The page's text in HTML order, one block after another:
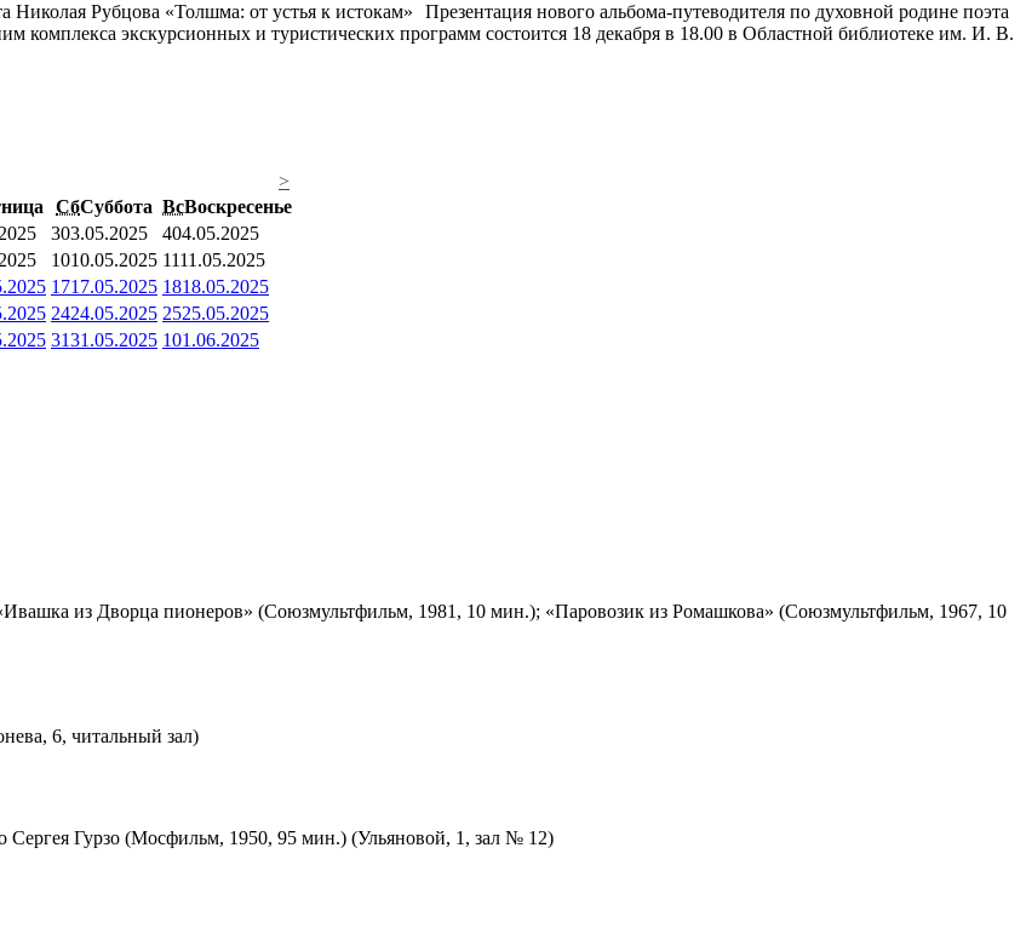
Презентация нового альбома-путеводителя по духовной родине поэта
комплекса экскурсионных и туристических программ состоится 18 декабря в 18.00 в Областной библиотеке им. И. В.
>
СбСуббота ВсВоскресенье
303.05.2025 404.05.2025
1010.05.2025 1111.05.2025
1717.05.2025 1818.05.2025
2424.05.2025 2525.05.2025
3131.05.2025 101.06.2025
из Дворца пионеров» (Союзмультфильм, 1981, 10 мин.); «Паровозик из Ромашкова» (Союзмультфильм, 1967, 10
6, читальный зал)
Гурзо (Мосфильм, 1950, 95 мин.) (Ульяновой, 1, зал № 12)